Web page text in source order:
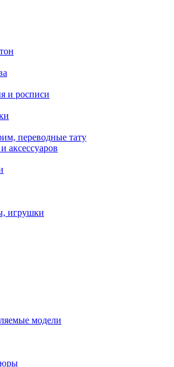
и росписи
переводные тату
аксессуаров
игрушки
модели